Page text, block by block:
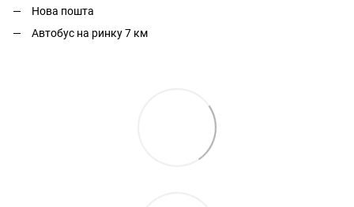
Нова пошта
Автобус на ринку 7 км